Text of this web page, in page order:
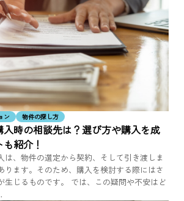
ン 物件の探し方
入時の相談先は？選び方や購入を成
紹介！
は、物件の選定から契約、そして引き渡しま
ります。そのため、購入を検討する際にはさ
生じるものです。 では、この疑問や不安はど